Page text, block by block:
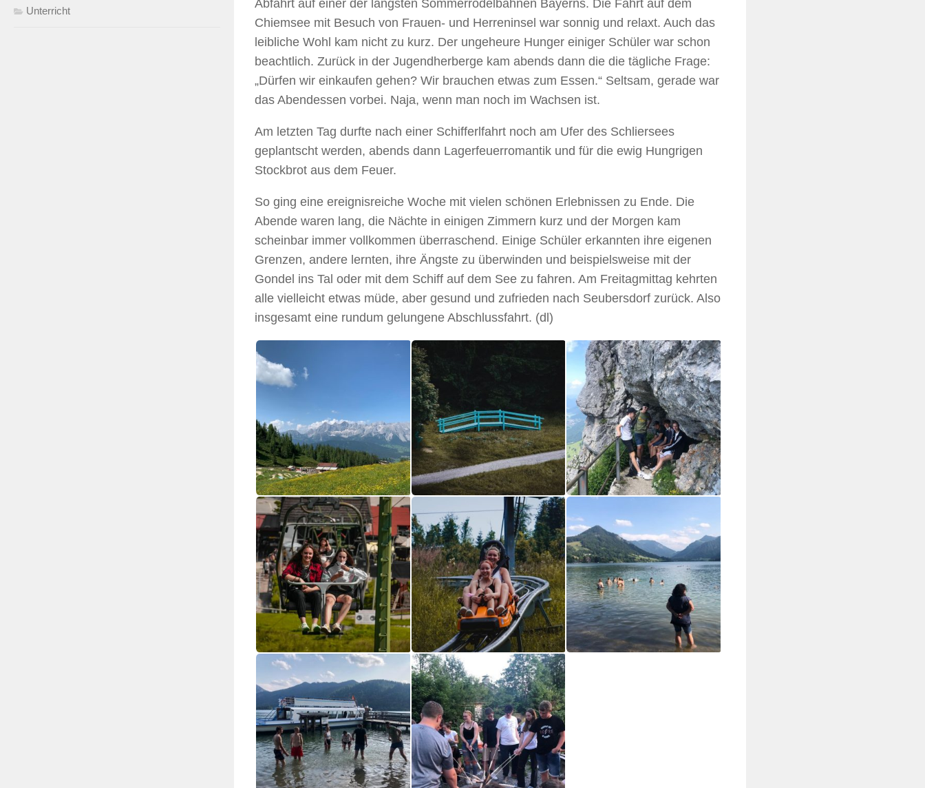
Abfahrt auf einer der längsten Sommerrodelbahnen Bayerns. Die Fahrt auf dem
Chiemsee mit Besuch von Frauen- und Herreninsel war sonnig und relaxt. Auch das
leibliche Wohl kam nicht zu kurz. Der ungeheure Hunger einiger Schüler war schon
beachtlich. Zurück in der Jugendherberge kam abends dann die die tägliche Frage:
„Dürfen wir einkaufen gehen? Wir brauchen etwas zum Essen.“ Seltsam, gerade war
das Abendessen vorbei. Naja, wenn man noch im Wachsen ist.
Am letzten Tag durfte nach einer Schifferlfahrt noch am Ufer des Schliersees
geplantscht werden, abends dann Lagerfeuerromantik und für die ewig Hungrigen
Stockbrot aus dem Feuer.
So ging eine ereignisreiche Woche mit vielen schönen Erlebnissen zu Ende. Die
Abende waren lang, die Nächte in einigen Zimmern kurz und der Morgen kam
scheinbar immer vollkommen überraschend. Einige Schüler erkannten ihre eigenen
Grenzen, andere lernten, ihre Ängste zu überwinden und beispielsweise mit der
Gondel ins Tal oder mit dem Schiff auf dem See zu fahren. Am Freitagmittag kehrten
alle vielleicht etwas müde, aber gesund und zufrieden nach Seubersdorf zurück. Also
insgesamt eine rundum gelungene Abschlussfahrt. (dl)
Unterricht